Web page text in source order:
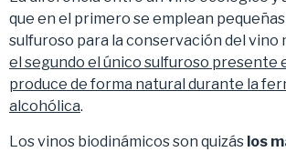
que en el primero se emplean pequeñas
sulfuroso para la conservación del vino
el segundo el único sulfuroso presente
produce de forma natural durante la
alcohólica.
Los vinos biodinámicos son quizás los